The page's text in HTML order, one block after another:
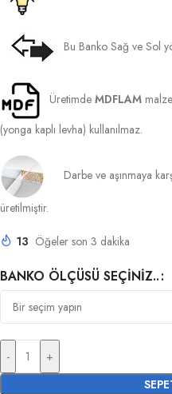
Bu Banko Sağ ve Sol
Üretimde MDFLAM
(yonga kaplı levha) kullanılmaz.
Darbe ve aşınmaya
üretilmiştir.
13 Öğeler son 3 dakika
BANKO ÖLÇÜSÜ SEÇINIZ..
-
+